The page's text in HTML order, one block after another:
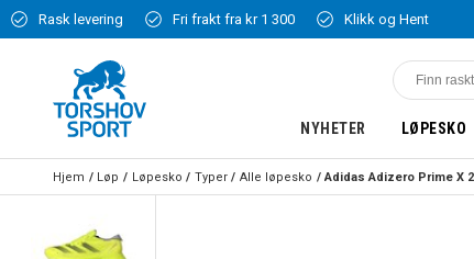
Rask levering Fri frakt fra kr 1 300 Klikk og Hent
NYHETER LØPESKO
Hjem Løp Løpesko Typer Alle løpesko